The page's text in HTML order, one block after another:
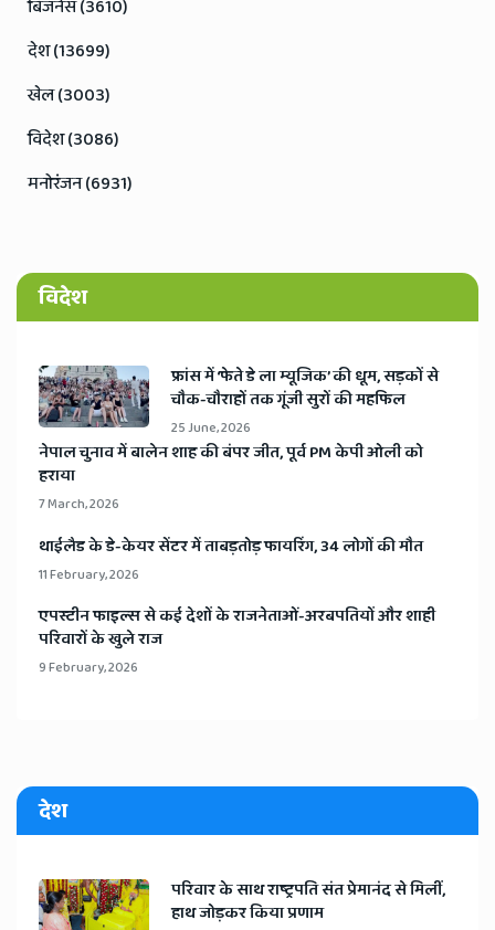
बिजनेस (3610)
देश (13699)
खेल (3003)
विदेश (3086)
मनोरंजन (6931)
विदेश
​फ्रांस में ‘फेते डे ला म्यूजिक’ की धूम, सड़कों से
चौक-चौराहों तक गूंजी सुरों की महफिल
25 June, 2026
​नेपाल चुनाव में बालेन शाह की बंपर जीत, पूर्व PM केपी ओली को
हराया
7 March, 2026
​थाईलैड के डे-केयर सेंटर में ताबड़तोड़ फायरिंग, 34 लोगों की मौत
11 February, 2026
​एपस्टीन फाइल्स से कई देशों के राजनेताओं-अरबपतियों और शाही
परिवारों के खुले राज
9 February, 2026
देश
​परिवार के साथ राष्ट्रपति संत प्रेमानंद से मिलीं,
हाथ जोड़कर किया प्रणाम